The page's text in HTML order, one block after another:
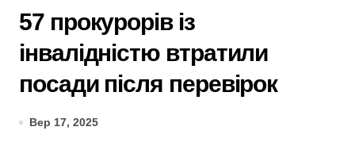
57 прокурорів із
інвалідністю втратили
посади після перевірок
Вер 17, 2025